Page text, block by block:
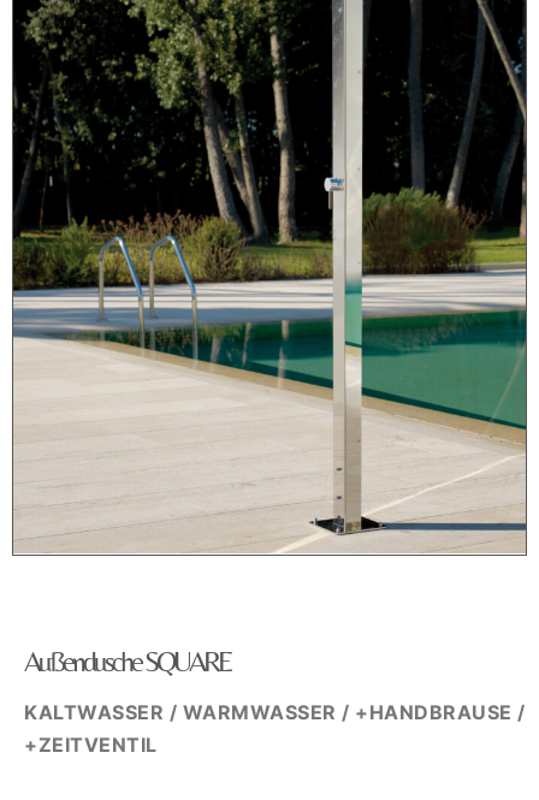
Außendusche SQUARE
KALTWASSER / WARMWASSER / +HANDBRAUSE /
+ZEITVENTIL